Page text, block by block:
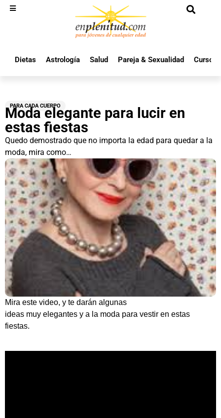
Dietas Astrología Salud Pareja & Sexualidad Cursos
PARA CADA CUERPO
Moda elegante para lucir en
estas fiestas
Quedo demostrado que no importa la edad para quedar a la
moda, mira como…
Mira este video, y te darán algunas
ideas muy elegantes y a la moda para vestir en estas
fiestas.